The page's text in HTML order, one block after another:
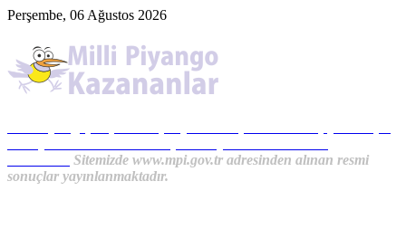
Perşembe, 06 Ağustos 2026
Sitemizde www.mpi.gov.tr adresinden alınan resmi
sonuçlar yayınlanmaktadır.